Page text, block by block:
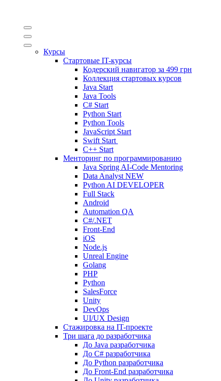
Курсы
Стартовые IT-курсы
Кодерский навигатор за 499 грн
Коллекция стартовых курсов
Java Start
Java Tools
C# Start
Python Start
Python Tools
JavaScript Start
Swift Start
C++ Start
Менторинг по программированию
Java Spring AI-Code Mentoring
Data Analyst NEW
Python AI DEVELOPER
Full Stack
Android
Automation QA
C#/.NET
Front-End
iOS
Node.js
Unreal Engine
Golang
PHP
Python
SalesForce
Unity
DevOps
UI/UX Design
Стажировка на IT-проекте
Три шага до разработчика
До Java разработчика
До C# разработчика
До Python разработчика
До Front-End разработчика